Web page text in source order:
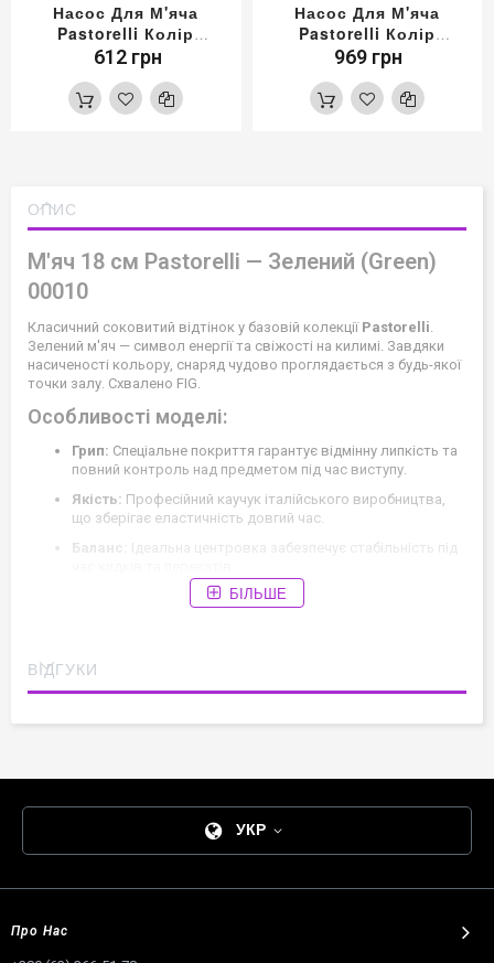
Насос Для М'яча
Pastorelli Колір
Червоний
612 грн
Насос Для М'яча
Pastorelli Колір
Чорний
969 грн
ОПИС
М'яч 18 см Pastorelli — Зелений (Green)
00010
Класичний соковитий відтінок у базовій колекції Pastorelli.
Зелений м'яч — символ енергії та свіжості на килимі. Завдяки
насиченості кольору, снаряд чудово проглядається з будь-якої
точки залу. Схвалено FIG.
Особливості моделі:
Грип: Спеціальне покриття гарантує відмінну липкість та
повний контроль над предметом під час виступу.
Якість: Професійний каучук італійського виробництва,
що зберігає еластичність довгий час.
Баланс:
Ідеальна центровка забезпечує стабільність під
Високотехнологічний ніпель стабільно
Корисна порада:
догляду за професійним інвентарем ви знайдете у нашому
блозі:Поради БуКлік.
БІЛЬШЕ
ВІДГУКИ
УКР
Про Нас